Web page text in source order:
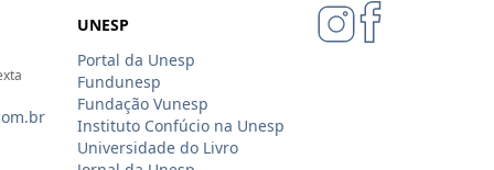
UNESP
Portal da Unesp
Fundunesp
Fundação Vunesp
Instituto Confúcio na Unesp
Universidade do Livro